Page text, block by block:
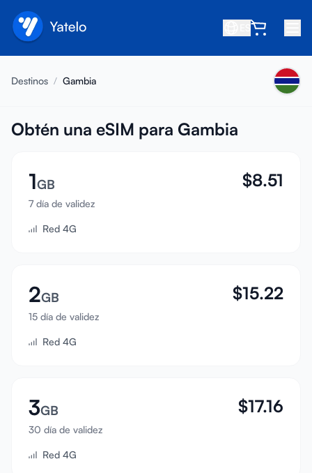
Nosotros
Invita a un amigo
Conviértete en afiliado
Centro de ayuda
Soporte
Compatibilidad de dispositivos
Iniciar sesión
Destinos / Gambia
Obtén una eSIM para Gambia
1GB
7 día de validez
$8.51
Red 4G
2GB
15 día de validez
$15.22
Red 4G
3GB
30 día de validez
$17.16
Red 4G